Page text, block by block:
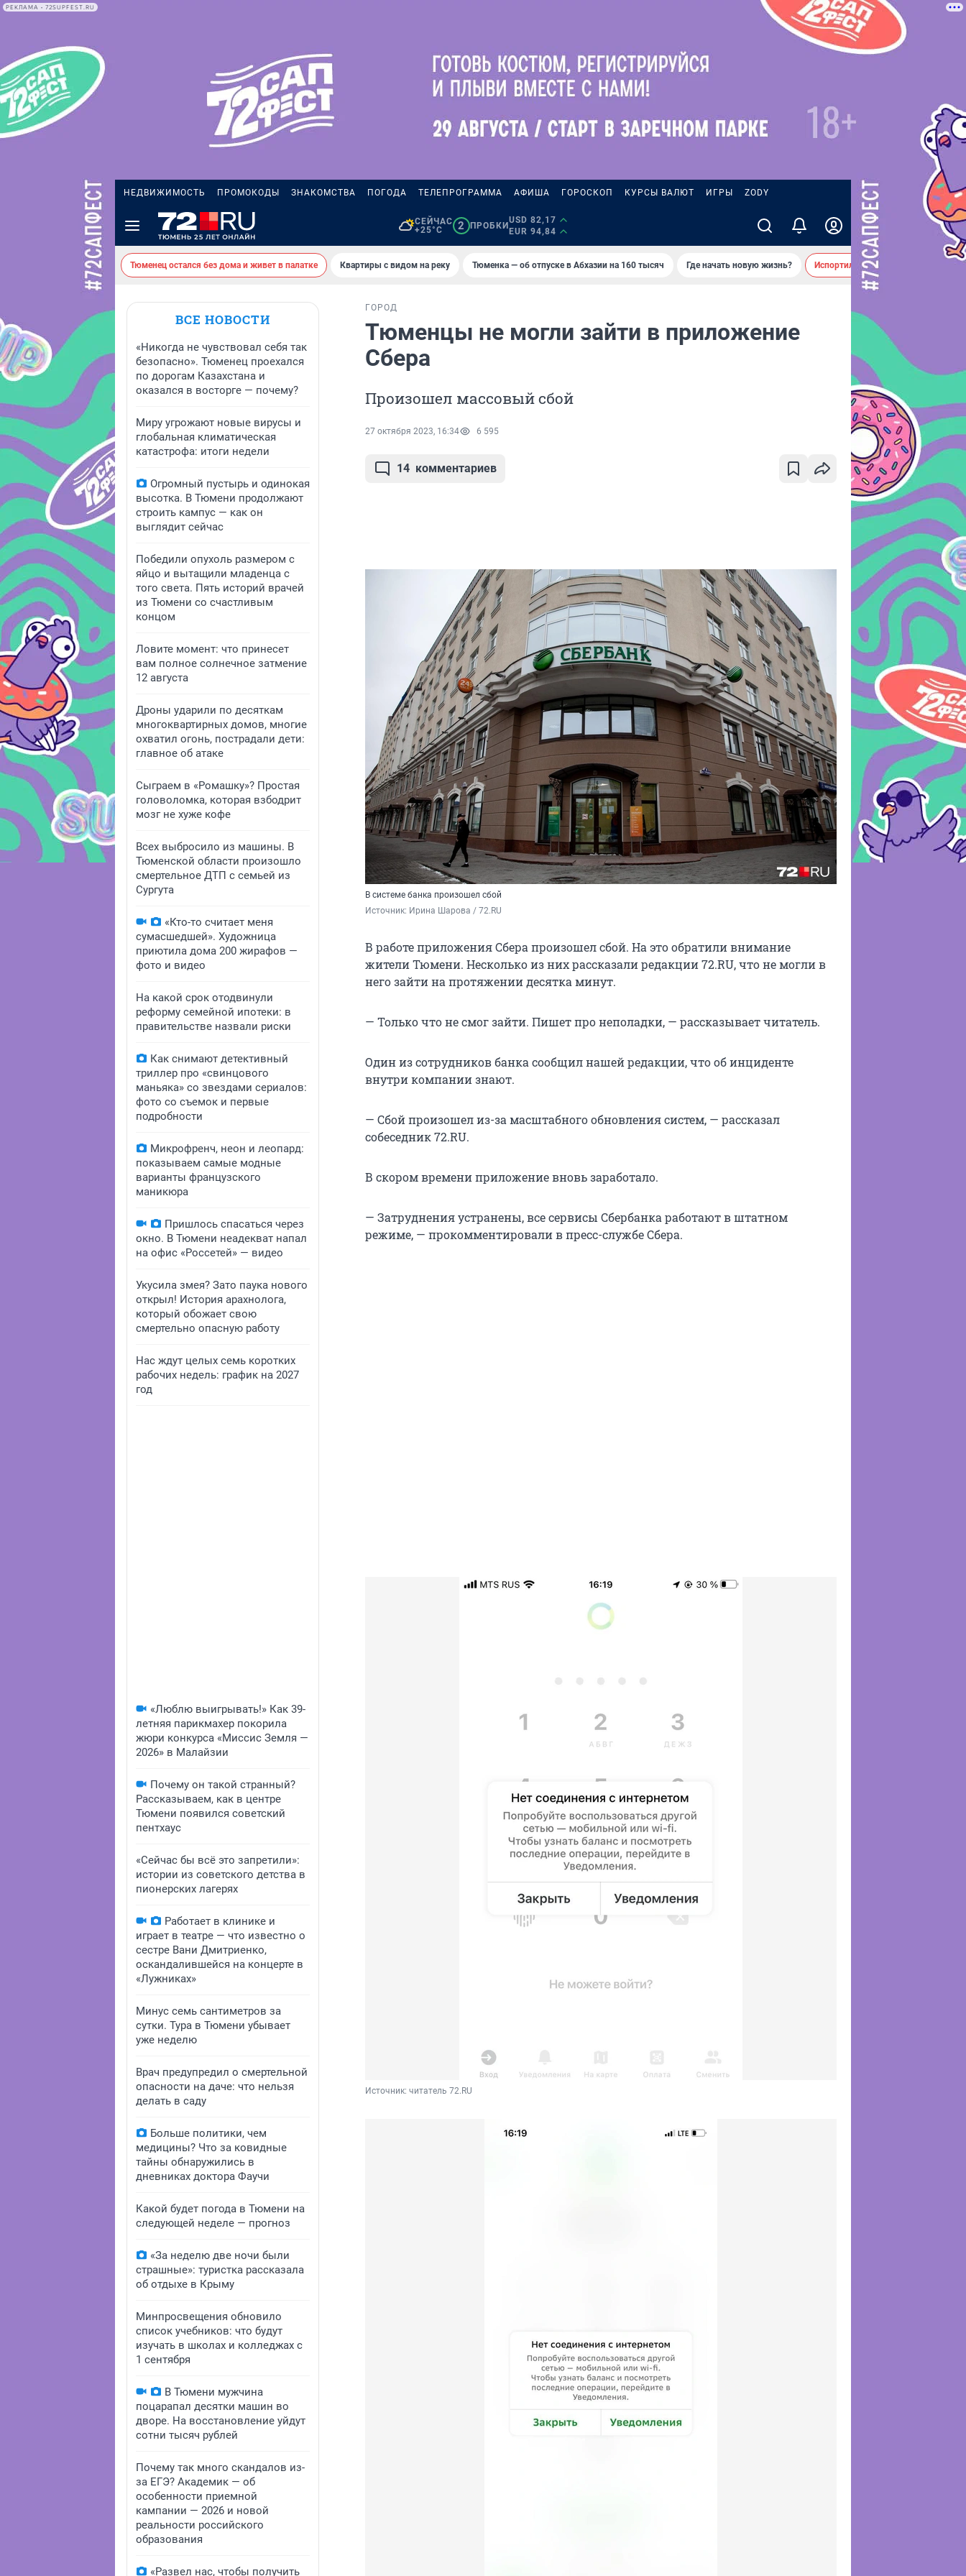
РЕКЛАМА • 72SUPFEST.RU
НЕДВИЖИМОСТЬ ПРОМОКОДЫ ЗНАКОМСТВА ПОГОДА ТЕЛЕПРОГРАММА АФИША ГОРОСКОП КУРСЫ ВАЛЮТ ИГРЫ ZODY
СЕЙЧАС
+25°C
2 ПРОБКИ
USD 82,17
EUR 94,84
Тюменец остался без дома и живет в палатке Квартиры с видом на реку Тюменка — об отпуске в Абхазии на 160 тысяч Где начать новую жизнь? Испортил десятки машин во дворе
ВСЕ НОВОСТИ
«Никогда не чувствовал себя так
безопасно». Тюменец проехался
по дорогам Казахстана и
оказался в восторге — почему?
Миру угрожают новые вирусы и
глобальная климатическая
катастрофа: итоги недели
Огромный пустырь и одинокая
высотка. В Тюмени продолжают
строить кампус — как он
выглядит сейчас
Победили опухоль размером с
яйцо и вытащили младенца с
того света. Пять историй врачей
из Тюмени со счастливым
концом
Ловите момент: что принесет
вам полное солнечное затмение
12 августа
Дроны ударили по десяткам
многоквартирных домов, многие
охватил огонь, пострадали дети:
главное об атаке
Сыграем в «Ромашку»? Простая
головоломка, которая взбодрит
мозг не хуже кофе
Всех выбросило из машины. В
Тюменской области произошло
смертельное ДТП с семьей из
Сургута
«Кто-то считает меня
сумасшедшей». Художница
приютила дома 200 жирафов —
фото и видео
На какой срок отодвинули
реформу семейной ипотеки: в
правительстве назвали риски
Как снимают детективный
триллер про «свинцового
маньяка» со звездами сериалов:
фото со съемок и первые
подробности
Микрофренч, неон и леопард:
показываем самые модные
варианты французского
маникюра
Пришлось спасаться через
окно. В Тюмени неадекват напал
на офис «Россетей» — видео
Укусила змея? Зато паука нового
открыл! История арахнолога,
который обожает свою
смертельно опасную работу
Нас ждут целых семь коротких
рабочих недель: график на 2027
год
«Люблю выигрывать!» Как 39-
летняя парикмахер покорила
жюри конкурса «Миссис Земля —
2026» в Малайзии
Почему он такой странный?
Рассказываем, как в центре
Тюмени появился советский
пентхаус
«Сейчас бы всё это запретили»:
истории из советского детства в
пионерских лагерях
Работает в клинике и
играет в театре — что известно о
сестре Вани Дмитриенко,
оскандалившейся на концерте в
«Лужниках»
Минус семь сантиметров за
сутки. Тура в Тюмени убывает
уже неделю
Врач предупредил о смертельной
опасности на даче: что нельзя
делать в саду
Больше политики, чем
медицины? Что за ковидные
тайны обнаружились в
дневниках доктора Фаучи
Какой будет погода в Тюмени на
следующей неделе — прогноз
«За неделю две ночи были
страшные»: туристка рассказала
об отдыхе в Крыму
Минпросвещения обновило
список учебников: что будут
изучать в школах и колледжах с
1 сентября
В Тюмени мужчина
поцарапал десятки машин во
дворе. На восстановление уйдут
сотни тысяч рублей
Почему так много скандалов из-
за ЕГЭ? Академик — об
особенности приемной
кампании — 2026 и новой
реальности российского
образования
«Развел нас, чтобы получить
ГОРОД
Тюменцы не могли зайти в приложение
Сбера
Произошел массовый сбой
27 октября 2023, 16:34 6 595
14 комментариев
В системе банка произошел сбой
Источник: Ирина Шарова / 72.RU
В работе приложения Сбера произошел сбой. На это обратили внимание
жители Тюмени. Несколько из них рассказали редакции 72.RU, что не могли в
него зайти на протяжении десятка минут.
— Только что не смог зайти. Пишет про неполадки, — рассказывает читатель.
Один из сотрудников банка сообщил нашей редакции, что об инциденте
внутри компании знают.
— Сбой произошел из-за масштабного обновления систем, — рассказал
собеседник 72.RU.
В скором времени приложение вновь заработало.
— Затруднения устранены, все сервисы Сбербанка работают в штатном
режиме, — прокомментировали в пресс-службе Сбера.
Источник: читатель 72.RU